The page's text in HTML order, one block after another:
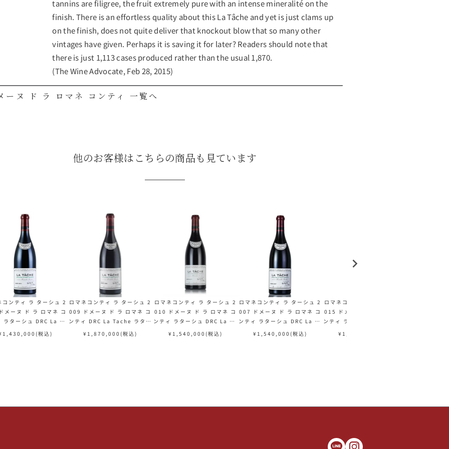
tannins are filigree, the fruit extremely pure with an intense mineralité on the
finish. There is an effortless quality about this La Tâche and yet is just clams up
on the finish, does not quite deliver that knockout blow that so many other
vintages have given. Perhaps it is saving it for later? Readers should note that
there is just 1,113 cases produced rather than the usual 1,870.
(The Wine Advocate, Feb 28, 2015)
ーヌ ド ラ ロマネ コンティ 一覧へ
他のお客様はこちらの商品も見ています
コンティ ラ ターシュ 2
メーヌ ド ラ ロマネ コ
ラターシュ DRC La Ta
ンス ブルゴーニュ 赤
1,430,000 (税込)
ロマネコンティ ラ ターシュ 2
009 ドメーヌ ド ラ ロマネ コ
ンティ DRC La Tache ラター
シュ フランス ブルゴーニュ 赤
¥ 1,870,000 (税込)
ロマネコンティ ラ ターシュ 2
010 ドメーヌ ド ラ ロマネ コ
ンティ ラターシュ DRC La Ta
che フランス ブルゴーニュ 赤
¥ 1,540,000 (税込)
ロマネコンティ ラ ターシュ 2
007 ドメーヌ ド ラ ロマネ コ
ンティ ラターシュ DRC La Ta
che フランス ブルゴーニュ 赤
¥ 1,540,000 (税込)
ロマネコンティ ラ ターシュ 2
015 ドメーヌ ド ラ ロマネ コ
ンティ ラターシュ DRC La Ta
che フランス ブルゴーニュ 赤
¥ 1,980,000